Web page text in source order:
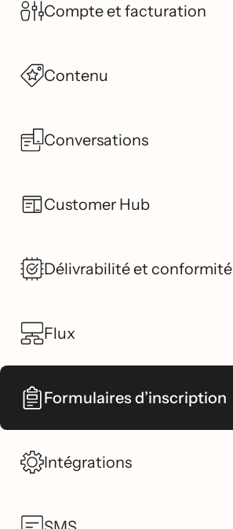
Compte et facturation
Contenu
Conversations
Customer Hub
Délivrabilité et conformité
Flux
Formulaires d’inscription
Intégrations